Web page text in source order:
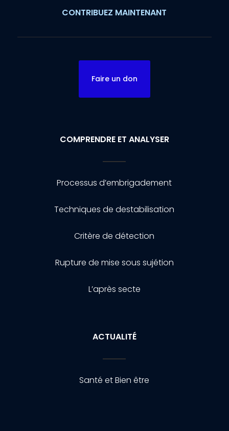
CONTRIBUEZ MAINTENANT
Faire un don
COMPRENDRE ET ANALYSER
Processus d’embrigadement
Techniques de destabilisation
Critère de détection
Rupture de mise sous sujétion
L’après secte
ACTUALITÉ
Santé et Bien être